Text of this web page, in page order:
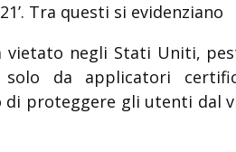
Tra questi si evidenziano
vietato negli Stati Uniti,
solo da applicatori
proteggere gli utenti dal